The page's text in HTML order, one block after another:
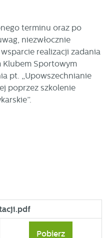
terminu oraz po
niezwłocznie
realizacji zadania
Klubem Sportowym
pt. „Upowszechnianie
poprzez szkolenie
Pobierz